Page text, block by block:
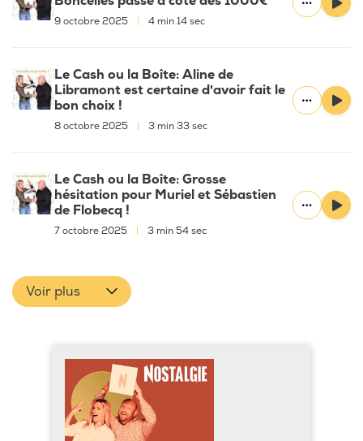
9 octobre 2025 4 min 14 sec
Le Cash ou la Boîte: Aline de
Libramont est certaine d'avoir fait le
bon choix !
8 octobre 2025 3 min 33 sec
Le Cash ou la Boîte: Grosse
hésitation pour Muriel et Sébastien
de Flobecq !
7 octobre 2025 3 min 54 sec
Voir plus